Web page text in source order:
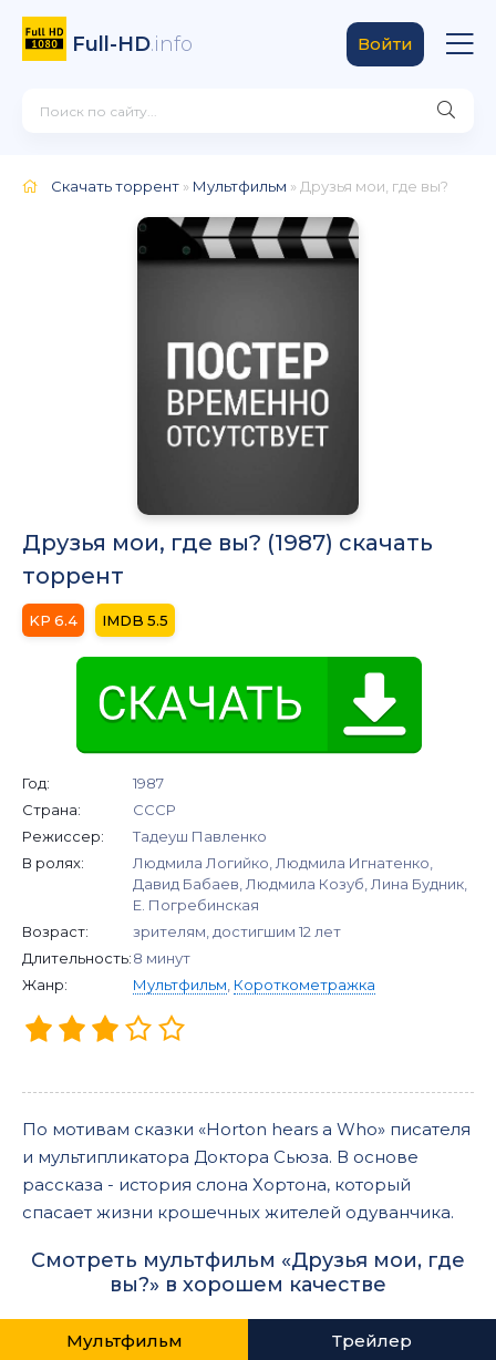
Full-HD.info Войти
Скачать торрент » Мультфильм » Друзья мои, где вы?
Друзья мои, где вы? (1987) скачать
торрент
6.4 5.5
Год:
1987
Страна:
СССР
Режиссер:
Тадеуш Павленко
В ролях:
Людмила Логийко, Людмила Игнатенко,
Давид Бабаев, Людмила Козуб, Лина Будник,
Е. Погребинская
Возраст:
зрителям, достигшим 12 лет
Длительность:8 минут
Жанр:
Мультфильм Короткометражка
По мотивам сказки «Horton hears a Who» писателя
и мультипликатора Доктора Сьюза. В основе
рассказа - история слона Хортона, который
спасает жизни крошечных жителей одуванчика.
Смотреть мультфильм «Друзья мои, где
вы?» в хорошем качестве
Мультфильм Трейлер